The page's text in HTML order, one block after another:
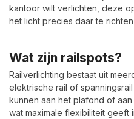
kantoor wilt verlichten, deze
het licht precies daar te
Wat zijn railspots?
Railverlichting bestaat uit
elektrische rail of
kunnen aan het plafond of
wat maximale flexibiliteit geeft